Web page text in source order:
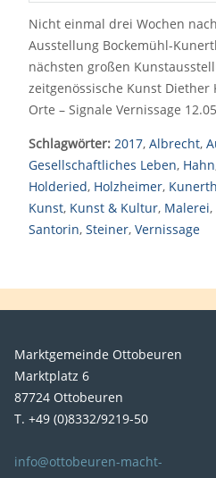
Nicht einmal drei Wochen
Ausstellung Bockemühl-
nächsten großen
zeitgenössische Kunst Diether
Orte – Signale Vernissage
Schlagwörter: 2017, Albrecht,
Gesellschaftliches Leben, Hahn
Holderied, Holzheimer, Kunerth
Kunst, Kunst & Kultur, Malerei,
Santorin, Steiner, Vernissage
Marktgemeinde Ottobeuren
Marktplatz 6
87724 Ottobeuren
T. +49 (0)8332/9219-50
info@ottobeuren-macht-